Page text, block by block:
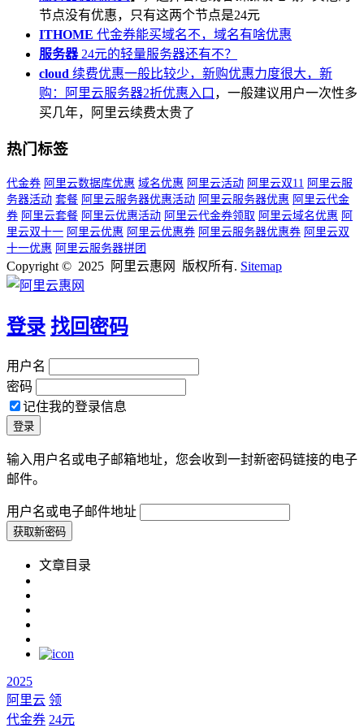
节点没有优惠，只有这两个节点是24元
ITHOME 代金券能买域名不，域名有啥优惠
服务器24元的轻量服务器还有不？
cloud 续费优惠一般比较少，新购优惠力度很大，新
购：
阿里云服务器2折优惠入口 ，一般建议用户一次性多
买几年，阿里云续费太贵了
热门标签
代金券 阿里云数据库优惠 域名优惠 阿里云活动 阿里云双11 阿里云服
务器活动 套餐 阿里云服务器优惠活动 阿里云服务器优惠 阿里云代金
券 阿里云套餐 阿里云优惠活动 阿里云代金券领取 阿里云域名优惠 阿
里云双十一 阿里云优惠 阿里云优惠券 阿里云服务器优惠券 阿里云双
十一优惠 阿里云服务器拼团
Copyright © 2025 阿里云惠网 版权所有. Sitemap
登录 找回密码
用户名
密码
记住我的登录信息
输入用户名或电子邮箱地址，您会收到一封新密码链接的电子
邮件。
用户名或电子邮件地址
文章目录
2025
阿里云 领
代金券 24元